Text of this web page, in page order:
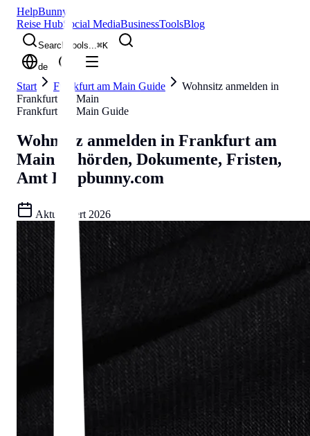
HelpBunny
Reise HubSocial MediaBusinessToolsBlog
Search tools...⌘K
de
Start Frankfurt am Main Guide
Wohnsitz anmelden in
Frankfurt am Main
Frankfurt am Main Guide
Wohnsitz anmelden in Frankfurt am
Main
Behörden, Dokumente, Fristen,
Amt Helpbunny.com
Aktualisiert 2026